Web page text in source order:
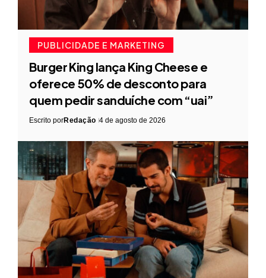
PUBLICIDADE E MARKETING
Burger King lança King Cheese e
oferece 50% de desconto para
quem pedir sanduíche com “uai”
Escrito porRedação 4 de agosto de 2026